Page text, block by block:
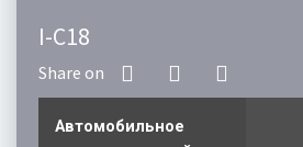
I-C18
Автомобильное